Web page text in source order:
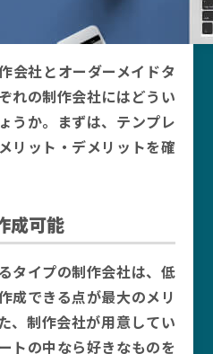
会社とオーダーメイドタ
れの制作会社にはどうい
うか。まずは、テンプレ
リット・デメリットを確
成可能
タイプの制作会社は、低
成できる点が最大のメリ
、制作会社が用意してい
トの中なら好きなものを